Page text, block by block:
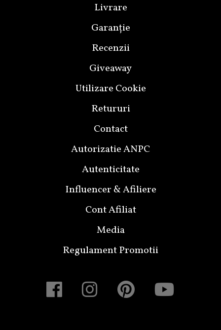
Livrare
Garanție
Recenzii
Giveaway
Utilizare Cookie
Retururi
Contact
Autorizatie ANPC
Autenticitate
Influencer & Afiliere
Cont Afiliat
Media
Regulament Promotii